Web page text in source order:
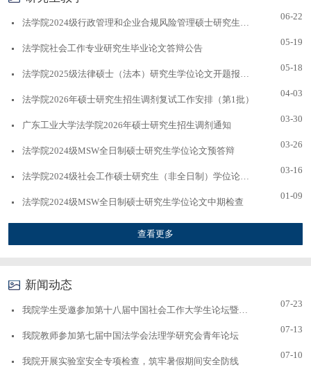
法学院2024级行政管理和企业合规风险管理硕士研究生学位...
06-22
法学院社会工作专业研究生毕业论文答辩公告
05-19
法学院2025级法律硕士（法本）研究生学位论文开题报告会
05-18
法学院2026年硕士研究生招生调剂复试工作安排（第1批）
04-03
广东工业大学法学院2026年硕士研究生招生调剂通知
03-30
法学院2024级MSW全日制硕士研究生学位论文预答辩
03-26
法学院2024级社会工作硕士研究生（非全日制）学位论文开...
03-16
法学院2024级MSW全日制硕士研究生学位论文中期检查
01-09
查看更多
新闻动态
我院学生受邀参加第十八届中国社会工作大学生论坛暨第十...
07-23
我院教师参加第七届中国法学会法理学研究会青年论坛
07-13
我院开展实验室安全专项检查，筑牢暑假期间安全防线
07-10